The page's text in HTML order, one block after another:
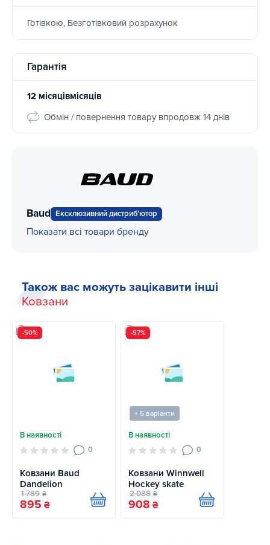
Готівкою, Безготівковий розрахунок
Гарантія
12 місяцівмісяців
Обмін / повернення товару впродовж 14 днів
Baud Ексклюзивний дистриб'ютор
Показати всі товари бренду
Також вас можуть зацікавити інші
Ковзани
-50%
В наявності
0
Ковзани Baud
Dandelion
1 789 ₴
895 ₴ Купити
-57%
+ 5 варіанти
В наявності
0
Ковзани Winnwell
Hockey skate
2 088 ₴
908 ₴ Купити